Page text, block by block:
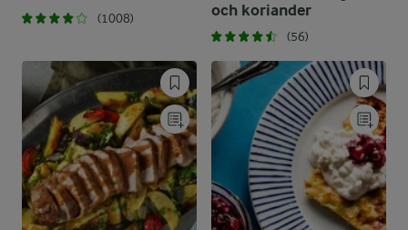
(1008)
och koriander
(56)